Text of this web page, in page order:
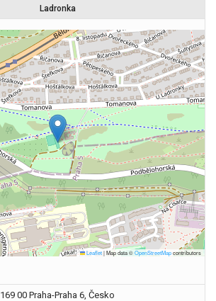
Ladronka
Leaflet|Map data ©OpenStreetMapcontributors
169 00 Praha-Praha 6, Česko